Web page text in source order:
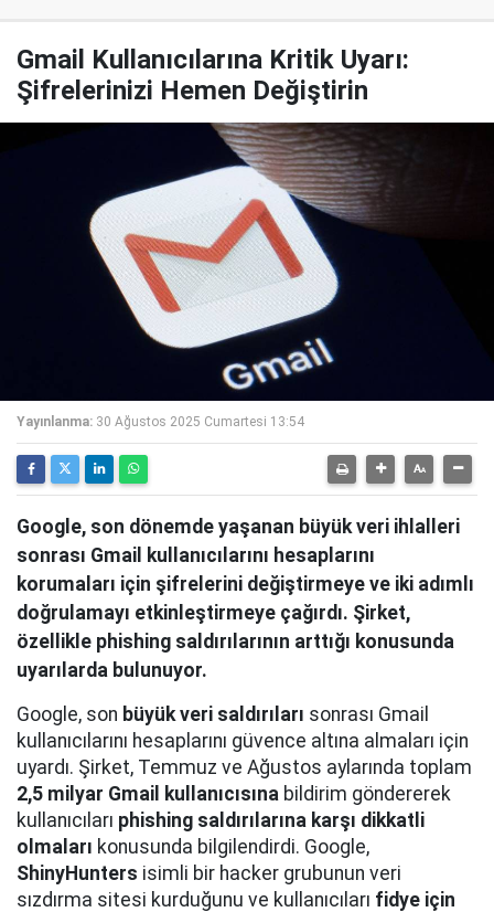
Gmail Kullanıcılarına Kritik Uyarı:
Şifrelerinizi Hemen Değiştirin
Yayınlanma: 30 Ağustos 2025 Cumartesi 13:54
Google, son dönemde yaşanan büyük veri ihlalleri
sonrası Gmail kullanıcılarını hesaplarını
korumaları için şifrelerini değiştirmeye ve iki adımlı
doğrulamayı etkinleştirmeye çağırdı. Şirket,
özellikle phishing saldırılarının arttığı konusunda
uyarılarda bulunuyor.
Google, son büyük veri saldırıları sonrası Gmail
kullanıcılarını hesaplarını güvence altına almaları için
uyardı. Şirket, Temmuz ve Ağustos aylarında toplam
2,5 milyar Gmail kullanıcısına bildirim göndererek
kullanıcıları phishing saldırılarına karşı dikkatli
olmaları konusunda bilgilendirdi. Google,
ShinyHunters isimli bir hacker grubunun veri
sızdırma sitesi kurduğunu ve kullanıcıları fidye için